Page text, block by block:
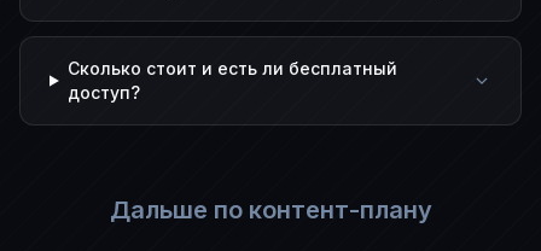
Сколько стоит и есть ли бесплатный
доступ?
Дальше по контент-плану